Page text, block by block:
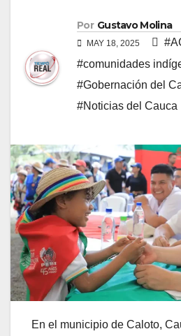
Por Gustavo Molina
MAY 18, 2025
#comunidades
#Gobernación del
#Noticias del Cauca
En el municipio de Caloto,